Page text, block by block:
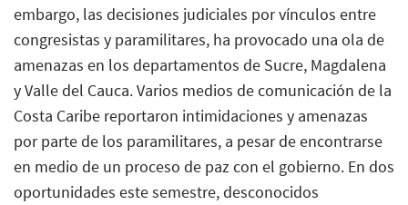
embargo, las decisiones judiciales por vínculos entre
congresistas y paramilitares, ha provocado una ola de
amenazas en los departamentos de Sucre, Magdalena
y Valle del Cauca. Varios medios de comunicación de la
Costa Caribe reportaron intimidaciones y amenazas
por parte de los paramilitares, a pesar de encontrarse
en medio de un proceso de paz con el gobierno. En dos
oportunidades este semestre, desconocidos